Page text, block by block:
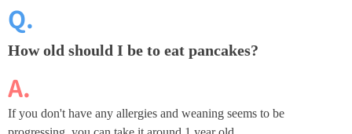
How old should I be to eat pancakes?
If you don't have any allergies and weaning seems to be